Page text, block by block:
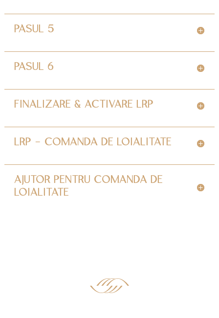
PASUL 5
PASUL 6
FINALIZARE & ACTIVARE LRP
LRP - COMANDA DE LOIALITATE
AJUTOR PENTRU COMANDA DE
LOIALITATE